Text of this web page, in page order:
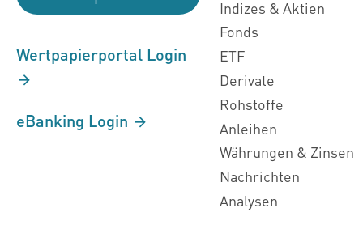
Wertpapierportal Login
eBanking Login
Indizes & Aktien
Fonds
ETF
Derivate
Rohstoffe
Anleihen
Währungen & Zinsen
Nachrichten
Analysen